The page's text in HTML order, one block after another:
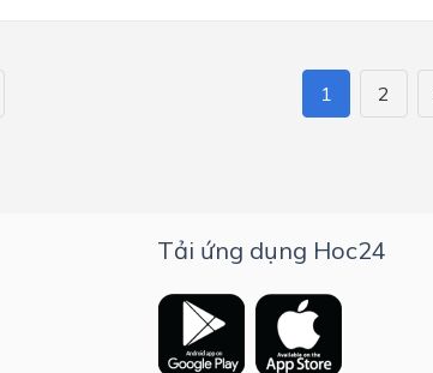
1 2
Tải ứng dụng Hoc24